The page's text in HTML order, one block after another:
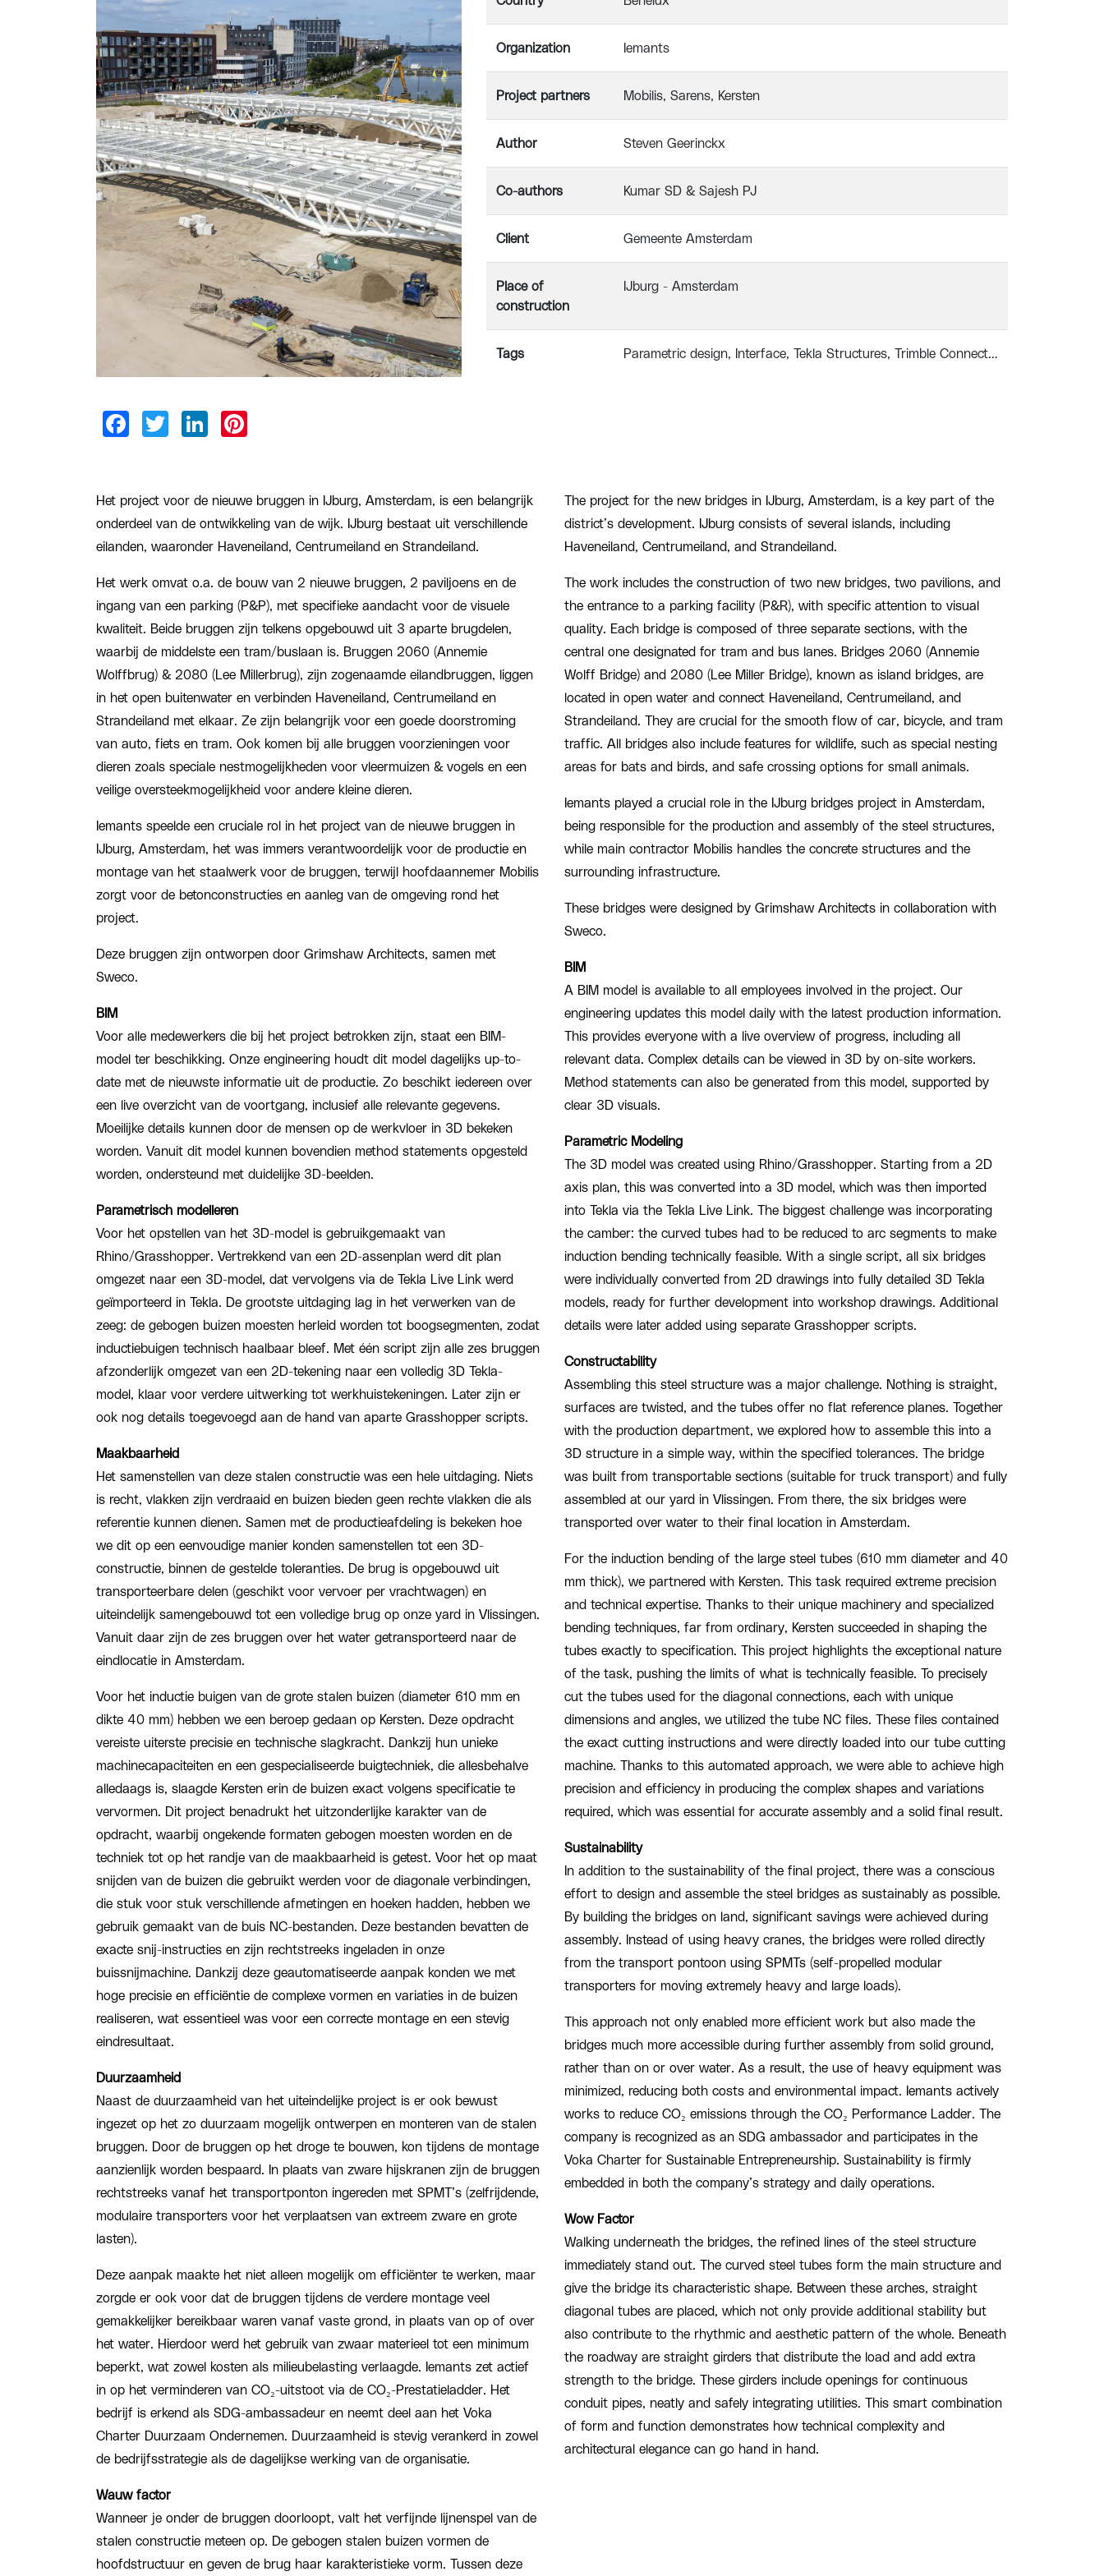
Organization Iemants
Project partners Mobilis, Sarens, Kersten
Author Steven Geerinckx
Co-authors Kumar SD & Sajesh PJ
Client Gemeente Amsterdam
Place of
construction
IJburg - Amsterdam
Tags Parametric design Interface Tekla Structures Trimble Connect Steel
Het project voor de nieuwe bruggen in IJburg, Amsterdam, is een belangrijk
onderdeel van de ontwikkeling van de wijk. IJburg bestaat uit verschillende
eilanden, waaronder Haveneiland, Centrumeiland en Strandeiland.
Het werk omvat o.a. de bouw van 2 nieuwe bruggen, 2 paviljoens en de
ingang van een parking (P&P), met specifieke aandacht voor de visuele
kwaliteit. Beide bruggen zijn telkens opgebouwd uit 3 aparte brugdelen,
waarbij de middelste een tram/buslaan is. Bruggen 2060 (Annemie
Wolffbrug) & 2080 (Lee Millerbrug), zijn zogenaamde eilandbruggen, liggen
in het open buitenwater en verbinden Haveneiland, Centrumeiland en
Strandeiland met elkaar. Ze zijn belangrijk voor een goede doorstroming
van auto, fiets en tram. Ook komen bij alle bruggen voorzieningen voor
dieren zoals speciale nestmogelijkheden voor vleermuizen & vogels en een
veilige oversteekmogelijkheid voor andere kleine dieren.
Iemants speelde een cruciale rol in het project van de nieuwe bruggen in
IJburg, Amsterdam, het was immers verantwoordelijk voor de productie en
montage van het staalwerk voor de bruggen, terwijl hoofdaannemer Mobilis
zorgt voor de betonconstructies en aanleg van de omgeving rond het
project.
Deze bruggen zijn ontworpen door Grimshaw Architects, samen met
Sweco.
BIM
Voor alle medewerkers die bij het project betrokken zijn, staat een BIM-
model ter beschikking. Onze engineering houdt dit model dagelijks up-to-
date met de nieuwste informatie uit de productie. Zo beschikt iedereen over
een live overzicht van de voortgang, inclusief alle relevante gegevens.
Moeilijke details kunnen door de mensen op de werkvloer in 3D bekeken
worden. Vanuit dit model kunnen bovendien method statements opgesteld
worden, ondersteund met duidelijke 3D-beelden.
Parametrisch modelleren
Voor het opstellen van het 3D-model is gebruikgemaakt van
Rhino/Grasshopper. Vertrekkend van een 2D-assenplan werd dit plan
omgezet naar een 3D-model, dat vervolgens via de Tekla Live Link werd
geïmporteerd in Tekla. De grootste uitdaging lag in het verwerken van de
zeeg: de gebogen buizen moesten herleid worden tot boogsegmenten, zodat
inductiebuigen technisch haalbaar bleef. Met één script zijn alle zes bruggen
afzonderlijk omgezet van een 2D-tekening naar een volledig 3D Tekla-
model, klaar voor verdere uitwerking tot werkhuistekeningen. Later zijn er
ook nog details toegevoegd aan de hand van aparte Grasshopper scripts.
Maakbaarheid
Het samenstellen van deze stalen constructie was een hele uitdaging. Niets
is recht, vlakken zijn verdraaid en buizen bieden geen rechte vlakken die als
referentie kunnen dienen. Samen met de productieafdeling is bekeken hoe
we dit op een eenvoudige manier konden samenstellen tot een 3D-
constructie, binnen de gestelde toleranties. De brug is opgebouwd uit
transporteerbare delen (geschikt voor vervoer per vrachtwagen) en
uiteindelijk samengebouwd tot een volledige brug op onze yard in Vlissingen.
Vanuit daar zijn de zes bruggen over het water getransporteerd naar de
eindlocatie in Amsterdam.
Voor het inductie buigen van de grote stalen buizen (diameter 610 mm en
dikte 40 mm) hebben we een beroep gedaan op Kersten. Deze opdracht
vereiste uiterste precisie en technische slagkracht. Dankzij hun unieke
machinecapaciteiten en een gespecialiseerde buigtechniek, die allesbehalve
alledaags is, slaagde Kersten erin de buizen exact volgens specificatie te
vervormen. Dit project benadrukt het uitzonderlijke karakter van de
opdracht, waarbij ongekende formaten gebogen moesten worden en de
techniek tot op het randje van de maakbaarheid is getest. Voor het op maat
snijden van de buizen die gebruikt werden voor de diagonale verbindingen,
die stuk voor stuk verschillende afmetingen en hoeken hadden, hebben we
gebruik gemaakt van de buis NC-bestanden. Deze bestanden bevatten de
exacte snij-instructies en zijn rechtstreeks ingeladen in onze
buissnijmachine. Dankzij deze geautomatiseerde aanpak konden we met
hoge precisie en efficiëntie de complexe vormen en variaties in de buizen
realiseren, wat essentieel was voor een correcte montage en een stevig
eindresultaat.
Duurzaamheid
Naast de duurzaamheid van het uiteindelijke project is er ook bewust
ingezet op het zo duurzaam mogelijk ontwerpen en monteren van de stalen
bruggen. Door de bruggen op het droge te bouwen, kon tijdens de montage
aanzienlijk worden bespaard. In plaats van zware hijskranen zijn de bruggen
rechtstreeks vanaf het transportponton ingereden met SPMT’s (zelfrijdende,
modulaire transporters voor het verplaatsen van extreem zware en grote
lasten).
Deze aanpak maakte het niet alleen mogelijk om efficiënter te werken, maar
zorgde er ook voor dat de bruggen tijdens de verdere montage veel
gemakkelijker bereikbaar waren vanaf vaste grond, in plaats van op of over
het water. Hierdoor werd het gebruik van zwaar materieel tot een minimum
beperkt, wat zowel kosten als milieubelasting verlaagde. Iemants zet actief
in op het verminderen van CO₂-uitstoot via de CO₂-Prestatieladder. Het
bedrijf is erkend als SDG-ambassadeur en neemt deel aan het Voka
Charter Duurzaam Ondernemen. Duurzaamheid is stevig verankerd in zowel
de bedrijfsstrategie als de dagelijkse werking van de organisatie.
Wauw factor
Wanneer je onder de bruggen doorloopt, valt het verfijnde lijnenspel van de
stalen constructie meteen op. De gebogen stalen buizen vormen de
hoofdstructuur en geven de brug haar karakteristieke vorm. Tussen deze
The project for the new bridges in IJburg, Amsterdam, is a key part of the
district’s development. IJburg consists of several islands, including
Haveneiland, Centrumeiland, and Strandeiland.
The work includes the construction of two new bridges, two pavilions, and
the entrance to a parking facility (P&R), with specific attention to visual
quality. Each bridge is composed of three separate sections, with the
central one designated for tram and bus lanes. Bridges 2060 (Annemie
Wolff Bridge) and 2080 (Lee Miller Bridge), known as island bridges, are
located in open water and connect Haveneiland, Centrumeiland, and
Strandeiland. They are crucial for the smooth flow of car, bicycle, and tram
traffic. All bridges also include features for wildlife, such as special nesting
areas for bats and birds, and safe crossing options for small animals.
Iemants played a crucial role in the IJburg bridges project in Amsterdam,
being responsible for the production and assembly of the steel structures,
while main contractor Mobilis handles the concrete structures and the
surrounding infrastructure.
These bridges were designed by Grimshaw Architects in collaboration with
Sweco.
BIM
A BIM model is available to all employees involved in the project. Our
engineering updates this model daily with the latest production information.
This provides everyone with a live overview of progress, including all
relevant data. Complex details can be viewed in 3D by on-site workers.
Method statements can also be generated from this model, supported by
clear 3D visuals.
Parametric Modeling
The 3D model was created using Rhino/Grasshopper. Starting from a 2D
axis plan, this was converted into a 3D model, which was then imported
into Tekla via the Tekla Live Link. The biggest challenge was incorporating
the camber: the curved tubes had to be reduced to arc segments to make
induction bending technically feasible. With a single script, all six bridges
were individually converted from 2D drawings into fully detailed 3D Tekla
models, ready for further development into workshop drawings. Additional
details were later added using separate Grasshopper scripts.
Constructability
Assembling this steel structure was a major challenge. Nothing is straight,
surfaces are twisted, and the tubes offer no flat reference planes. Together
with the production department, we explored how to assemble this into a
3D structure in a simple way, within the specified tolerances. The bridge
was built from transportable sections (suitable for truck transport) and fully
assembled at our yard in Vlissingen. From there, the six bridges were
transported over water to their final location in Amsterdam.
For the induction bending of the large steel tubes (610 mm diameter and 40
mm thick), we partnered with Kersten. This task required extreme precision
and technical expertise. Thanks to their unique machinery and specialized
bending techniques, far from ordinary, Kersten succeeded in shaping the
tubes exactly to specification. This project highlights the exceptional nature
of the task, pushing the limits of what is technically feasible. To precisely
cut the tubes used for the diagonal connections, each with unique
dimensions and angles, we utilized the tube NC files. These files contained
the exact cutting instructions and were directly loaded into our tube cutting
machine. Thanks to this automated approach, we were able to achieve high
precision and efficiency in producing the complex shapes and variations
required, which was essential for accurate assembly and a solid final result.
Sustainability
In addition to the sustainability of the final project, there was a conscious
effort to design and assemble the steel bridges as sustainably as possible.
By building the bridges on land, significant savings were achieved during
assembly. Instead of using heavy cranes, the bridges were rolled directly
from the transport pontoon using SPMTs (self-propelled modular
transporters for moving extremely heavy and large loads).
This approach not only enabled more efficient work but also made the
bridges much more accessible during further assembly from solid ground,
rather than on or over water. As a result, the use of heavy equipment was
minimized, reducing both costs and environmental impact. Iemants actively
works to reduce CO₂ emissions through the CO₂ Performance Ladder. The
company is recognized as an SDG ambassador and participates in the
Voka Charter for Sustainable Entrepreneurship. Sustainability is firmly
embedded in both the company’s strategy and daily operations.
Wow Factor
Walking underneath the bridges, the refined lines of the steel structure
immediately stand out. The curved steel tubes form the main structure and
give the bridge its characteristic shape. Between these arches, straight
diagonal tubes are placed, which not only provide additional stability but
also contribute to the rhythmic and aesthetic pattern of the whole. Beneath
the roadway are straight girders that distribute the load and add extra
strength to the bridge. These girders include openings for continuous
conduit pipes, neatly and safely integrating utilities. This smart combination
of form and function demonstrates how technical complexity and
architectural elegance can go hand in hand.